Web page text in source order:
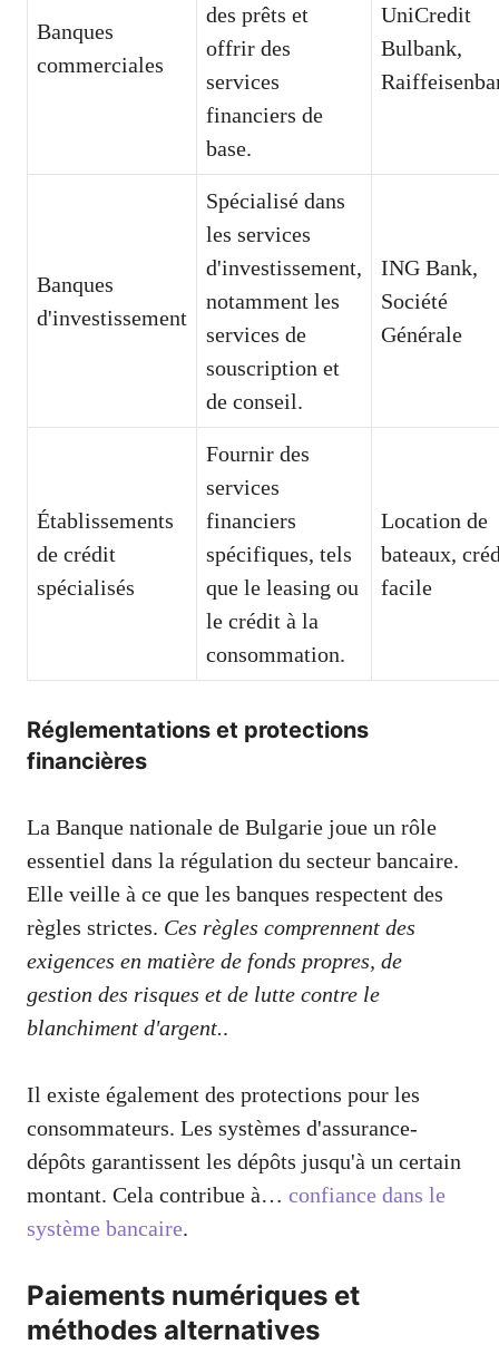
Banques
commerciales
des prêts et
offrir des
services
financiers de
base.
UniCredit
Bulbank,
Banques
d'investissement
Spécialisé dans
les services
d'investissement,
notamment les
services de
souscription et
de conseil.
ING Bank,
Société
Générale
Établissements
de crédit
spécialisés
Fournir des
services
financiers
spécifiques, tels
que le leasing ou
le crédit à la
consommation.
Location de
bateaux,
facile
Réglementations et protections
financières
La Banque nationale de Bulgarie joue un rôle
essentiel dans la régulation du secteur bancaire.
Elle veille à ce que les banques respectent des
règles strictes. Ces règles comprennent des
exigences en matière de fonds propres, de
gestion des risques et de lutte contre le
blanchiment d'argent..
Il existe également des protections pour les
consommateurs. Les systèmes d'assurance-
dépôts garantissent les dépôts jusqu'à un certain
montant. Cela contribue à… confiance dans le
système bancaire.
Paiements numériques et
méthodes alternatives